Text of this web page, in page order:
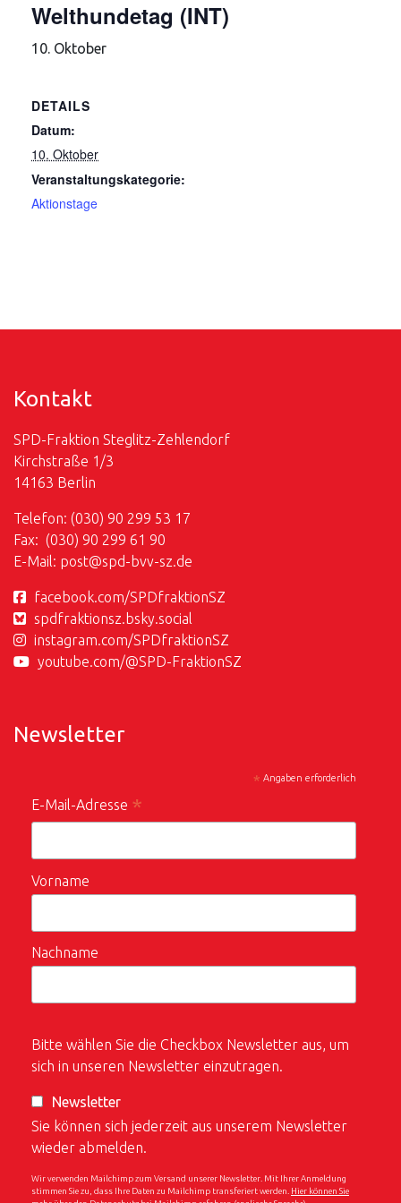
Welthundetag (INT)
10. Oktober
DETAILS
Datum:
10. Oktober
Veranstaltungskategorie:
Aktionstage
Kontakt
SPD-Fraktion Steglitz-Zehlendorf
Kirchstraße 1/3
14163 Berlin
Telefon: (030) 90 299 53 17
Fax: (030) 90 299 61 90
E-Mail: post@spd-bvv-sz.de
facebook.com/SPDfraktionSZ
spdfraktionsz.bsky.social
instagram.com/SPDfraktionSZ
youtube.com/@SPD-FraktionSZ
Newsletter
* Angaben erforderlich
E-Mail-Adresse *
Vorname
Nachname
Bitte wählen Sie die Checkbox Newsletter aus, um
sich in unseren Newsletter einzutragen.
Newsletter
Sie können sich jederzeit aus unserem Newsletter
wieder abmelden.
Wir verwenden Mailchimp zum Versand unserer Newsletter. Mit Ihrer Anmeldung
stimmen Sie zu, dass Ihre Daten zu Mailchimp transferiert werden. Hier können Sie